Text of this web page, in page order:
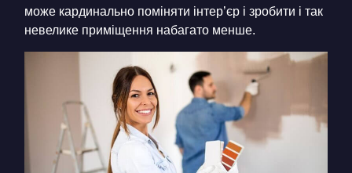
може кардинально поміняти інтер’єр і зробити і так
невелике приміщення набагато менше.